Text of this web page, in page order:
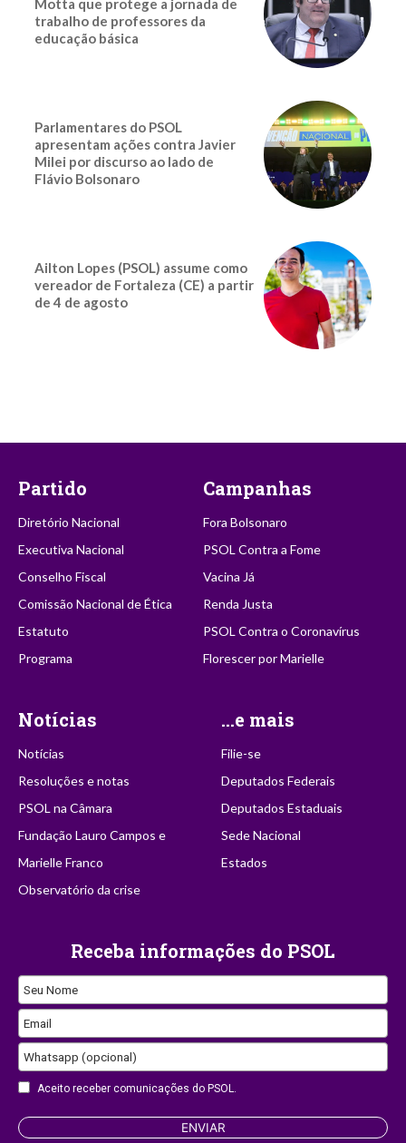
Motta que protege a jornada de
trabalho de professores da
educação básica
Parlamentares do PSOL
apresentam ações contra Javier
Milei por discurso ao lado de
Flávio Bolsonaro
Ailton Lopes (PSOL) assume como
vereador de Fortaleza (CE) a partir
de 4 de agosto
Partido
Diretório Nacional
Executiva Nacional
Conselho Fiscal
Comissão Nacional de Ética
Estatuto
Programa
Campanhas
Fora Bolsonaro
PSOL Contra a Fome
Vacina Já
Renda Justa
PSOL Contra o Coronavírus
Florescer por Marielle
Notícias
Notícias
Resoluções e notas
PSOL na Câmara
Fundação Lauro Campos e
Marielle Franco
Observatório da crise
...e mais
Filie-se
Deputados Federais
Deputados Estaduais
Sede Nacional
Estados
Receba informações do PSOL
Seu Nome
Email
Whatsapp (opcional)
Aceito receber comunicações do PSOL.
Email
Address
ENVIAR